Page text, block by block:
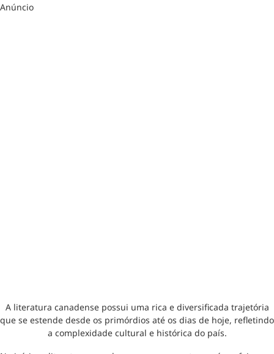
Anúncio
A literatura canadense possui uma rica e diversificada trajetória
que se estende desde os primórdios até os dias de hoje, refletindo
a complexidade cultural e histórica do país.